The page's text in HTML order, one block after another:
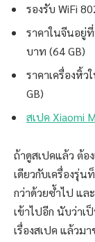
รองรับ WiFi
ราคาในจีนอยู่
บาท (64 GB)
ราคาเครื่องหิ้
GB)
สเปค Xiaomi
ถ้าดูสเปคแล้ว ต้อ
เดียวกับเครื่องรุ่
กว่าด้วยซ้ำไป แล
เข้าไปอีก นับว่าเ
เรื่องสเปค แล้วม